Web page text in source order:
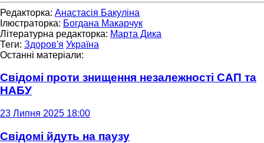
Редакторка: Анастасія Бакуліна
Ілюстраторка: Богдана Макарчук
Літературна редакторка: Марта Дика
Теги: Здоров'я Україна
Останні матеріали:
Свідомі проти знищення незалежності САП та
НАБУ
23 Липня 2025 18:00
Свідомі йдуть на паузу